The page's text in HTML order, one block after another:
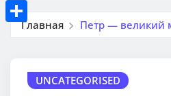
Главная Петр — великий
UNCATEGORISED
Odnoklassniki
Отправить